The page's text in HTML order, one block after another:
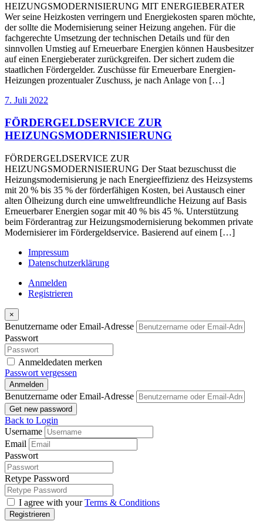
HEIZUNGSMODERNISIERUNG MIT ENERGIEBERATER
Wer seine Heizkosten verringern und Energiekosten sparen möchte,
der sollte die Modernisierung seiner Heizung angehen. Für die
fachgerechte Umsetzung der technischen Details und für den
sinnvollen Umstieg auf Erneuerbare Energien können Hausbesitzer
auf einen Energieberater zurückgreifen. Der sichert zudem die
staatlichen Fördergelder. Zuschüsse für Erneuerbare Energien-
Heizungen prozentualer Zuschuss, je nach Anlage von […]
7. Juli 2022
FÖRDERGELDSERVICE ZUR
HEIZUNGSMODERNISIERUNG
FÖRDERGELDSERVICE ZUR
HEIZUNGSMODERNISIERUNG Der Staat bezuschusst die
Heizungsmodernisierung je nach Energieeffizienz des Heizsystems
mit 20 % bis 35 % der förderfähigen Kosten, bei Austausch einer
alten Ölheizung durch eine umweltfreundliche Heizung auf Basis
Erneuerbarer Energien sogar mit 40 % bis 45 %. Unterstützung
beim Förderantrag zur Heizungsmodernisierung bekommen private
Modernisierer im Fördergeldservice. Basierend auf einem […]
Impressum
Datenschutzerklärung
Anmelden
Registrieren
×
Benutzername oder Email-Adresse
Passwort
Anmeldedaten merken
Passwort vergessen
Anmelden
Benutzername oder Email-Adresse
Get new password
Back to Login
Username
Email
Passwort
Retype Password
I agree with yourTerms & Conditions
Registrieren